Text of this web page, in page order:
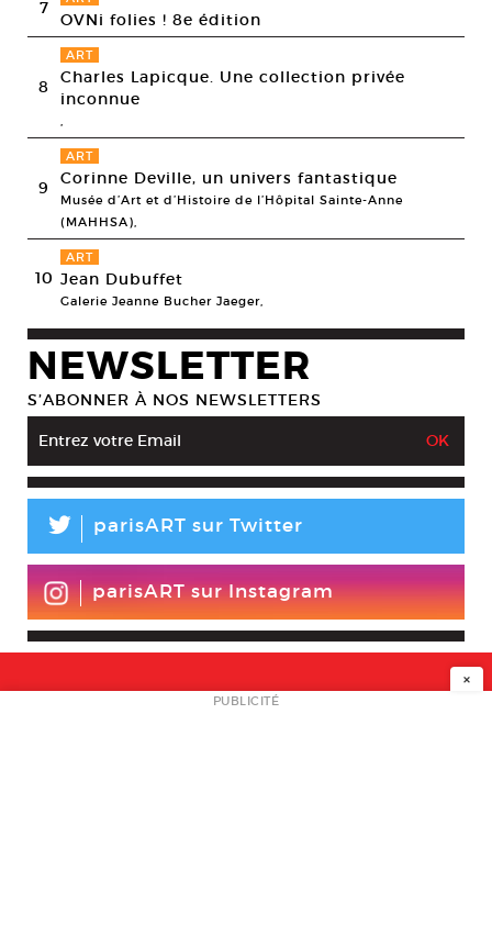
7
OVNi folies ! 8e édition
8
ART
Charles Lapicque. Une collection privée
inconnue
,
9
ART
Corinne Deville, un univers fantastique
Musée d’Art et d’Histoire de l’Hôpital Sainte-Anne
(MAHHSA),
10
ART
Jean Dubuffet
Galerie Jeanne Bucher Jaeger,
NEWSLETTER
S’ABONNER À NOS NEWSLETTERS
L parisART sur Twitter
parisART sur Instagram
NEWSLETTER
×
PUBLICITÉ